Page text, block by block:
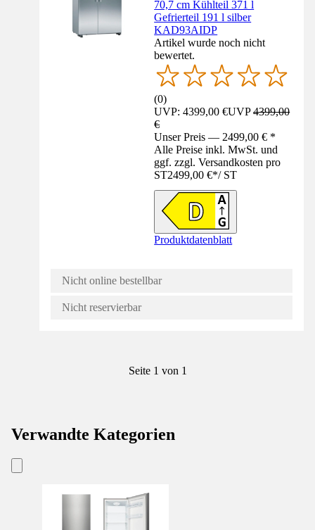
70,7 cm Kühlteil 371 l
Gefrierteil 191 l silber
KAD93AIDP
Artikel wurde noch nicht
bewertet.
(0)
UVP: 4399,00 €UVP4399,00
€
Unser Preis — 2499,00 € *
Alle Preise inkl. MwSt. und
ggf. zzgl. Versandkosten pro
ST2499,00 €*/ ST
Produktdatenblatt
Nicht online bestellbar
Nicht reservierbar
Seite 1 von 1
Verwandte Kategorien